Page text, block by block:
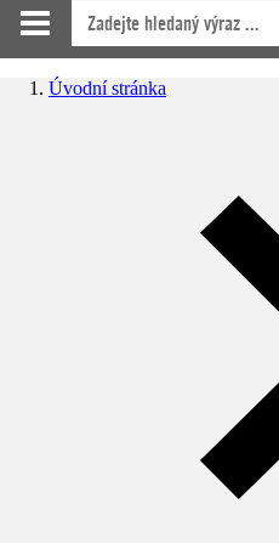
Úvodní stránka